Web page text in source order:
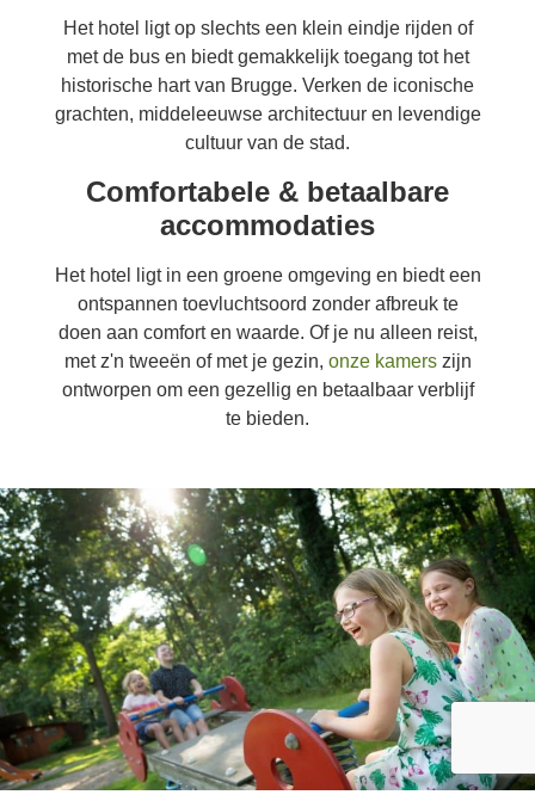
Het hotel ligt op slechts een klein eindje rijden of
met de bus en biedt gemakkelijk toegang tot het
historische hart van Brugge. Verken de iconische
grachten, middeleeuwse architectuur en levendige
cultuur van de stad.
Comfortabele & betaalbare
accommodaties
Het hotel ligt in een groene omgeving en biedt een
ontspannen toevluchtsoord zonder afbreuk te
doen aan comfort en waarde. Of je nu alleen reist,
met z'n tweeën of met je gezin, onze kamerszijn
ontworpen om een gezellig en betaalbaar verblijf
te bieden.